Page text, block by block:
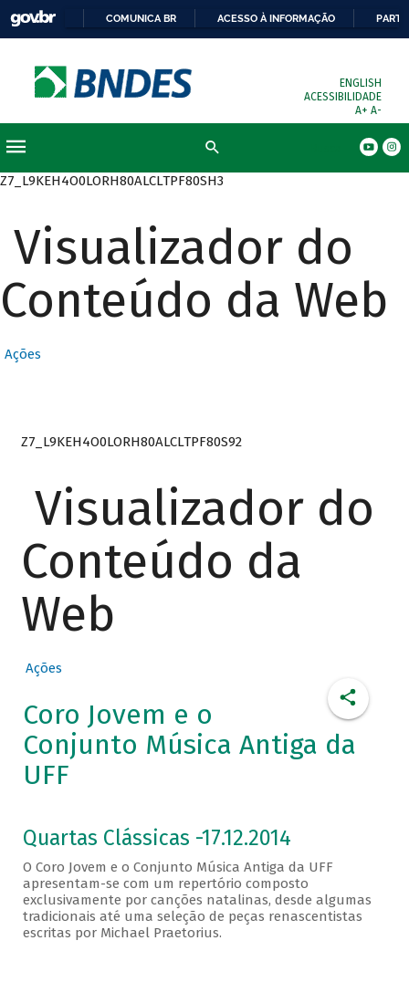
COMUNICA BR ACESSO À INFORMAÇÃO
ENGLISH
ACESSIBILIDADE
A+ A-
Z7_L9KEH4O0LORH80ALCLTPF80SH3
Visualizador do
Conteúdo da Web
Ações
Z7_L9KEH4O0LORH80ALCLTPF80S92
Visualizador do
Conteúdo da
Web
Ações
Coro Jovem e o
Conjunto Música Antiga da
UFF
Quartas Clássicas -17.12.2014
O Coro Jovem e o Conjunto Música Antiga da UFF
apresentam-se com um repertório composto
exclusivamente por canções natalinas, desde algumas
tradicionais até uma seleção de peças renascentistas
escritas por Michael Praetorius.